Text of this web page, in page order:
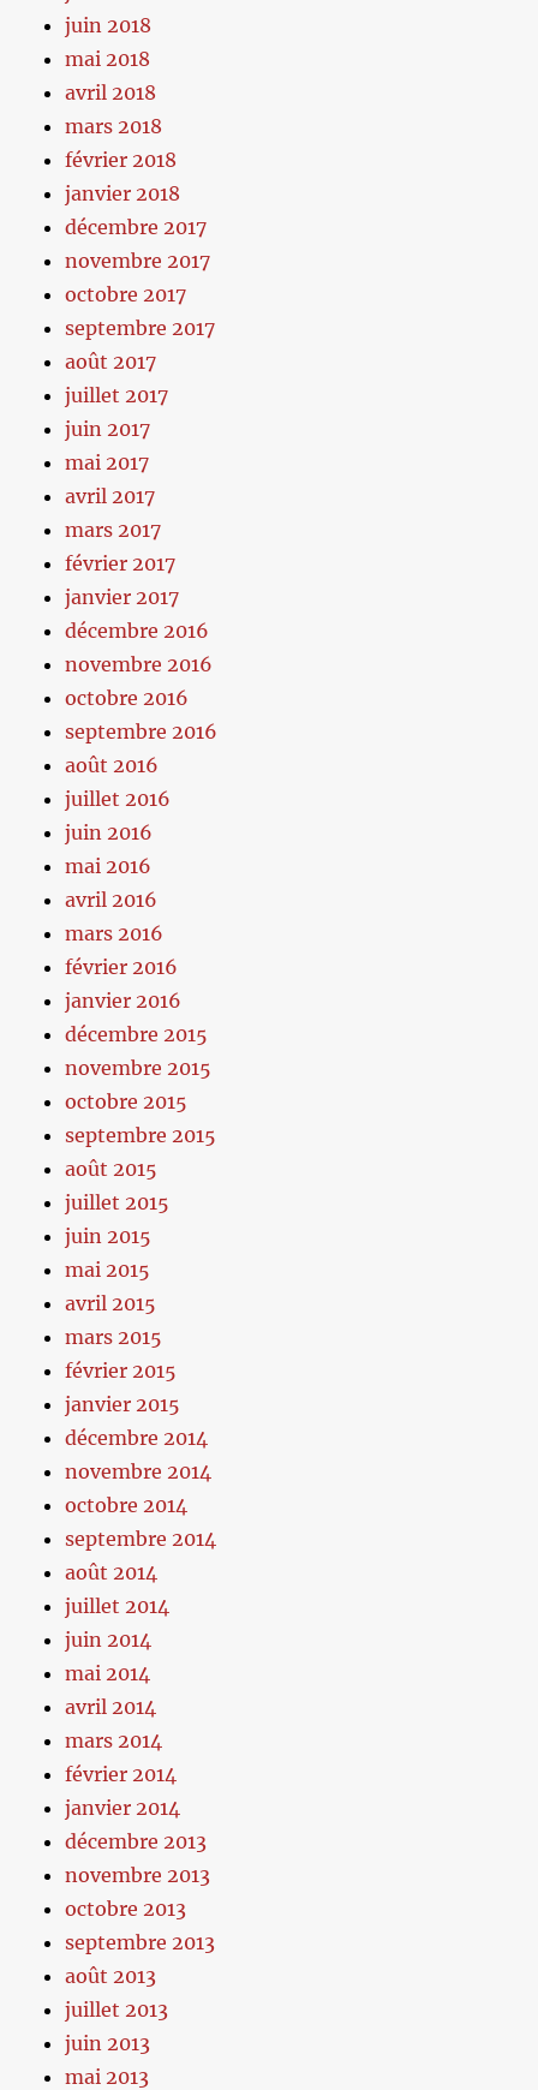
juin 2018
mai 2018
avril 2018
mars 2018
février 2018
janvier 2018
décembre 2017
novembre 2017
octobre 2017
septembre 2017
août 2017
juillet 2017
juin 2017
mai 2017
avril 2017
mars 2017
février 2017
janvier 2017
décembre 2016
novembre 2016
octobre 2016
septembre 2016
août 2016
juillet 2016
juin 2016
mai 2016
avril 2016
mars 2016
février 2016
janvier 2016
décembre 2015
novembre 2015
octobre 2015
septembre 2015
août 2015
juillet 2015
juin 2015
mai 2015
avril 2015
mars 2015
février 2015
janvier 2015
décembre 2014
novembre 2014
octobre 2014
septembre 2014
août 2014
juillet 2014
juin 2014
mai 2014
avril 2014
mars 2014
février 2014
janvier 2014
décembre 2013
novembre 2013
octobre 2013
septembre 2013
août 2013
juillet 2013
juin 2013
mai 2013